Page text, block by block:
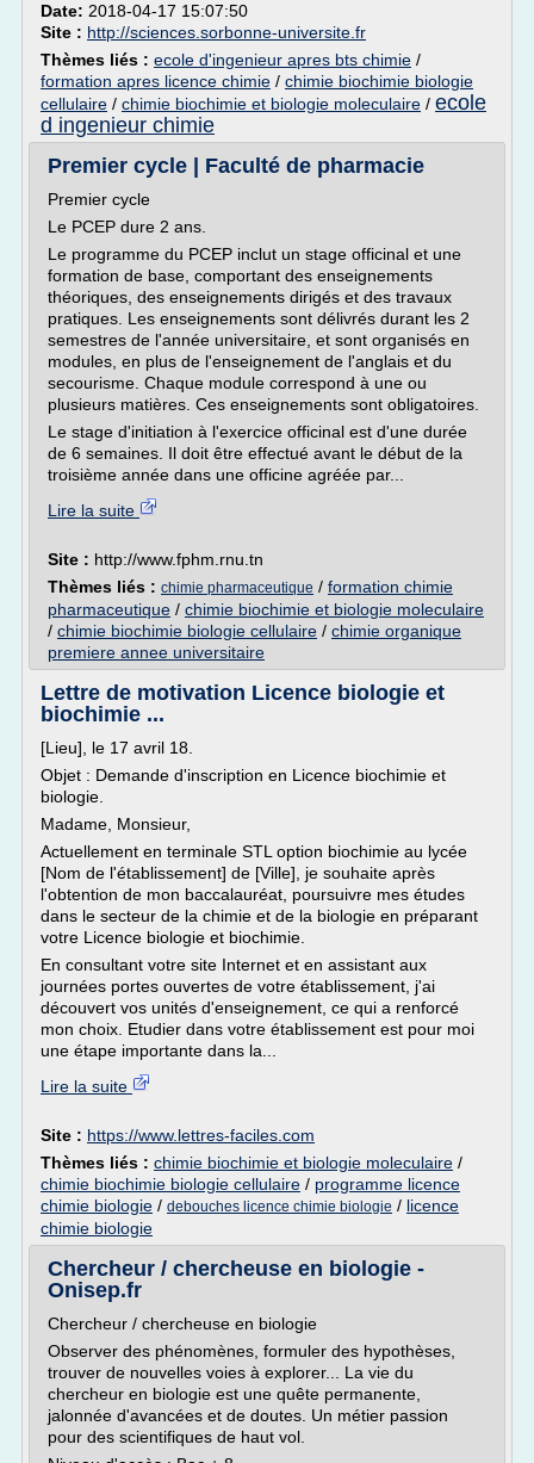
Date: 2018-04-17 15:07:50
Site : http://sciences.sorbonne-universite.fr
Thèmes liés : ecole d'ingenieur apres bts chimie /
formation apres licence chimie / chimie biochimie biologie
cellulaire / chimie biochimie et biologie moleculaire / ecole
d ingenieur chimie
Premier cycle | Faculté de pharmacie
Premier cycle
Le PCEP dure 2 ans.
Le programme du PCEP inclut un stage officinal et une
formation de base, comportant des enseignements
théoriques, des enseignements dirigés et des travaux
pratiques. Les enseignements sont délivrés durant les 2
semestres de l'année universitaire, et sont organisés en
modules, en plus de l'enseignement de l'anglais et du
secourisme. Chaque module correspond à une ou
plusieurs matières. Ces enseignements sont obligatoires.
Le stage d'initiation à l'exercice officinal est d'une durée
de 6 semaines. Il doit être effectué avant le début de la
troisième année dans une officine agréée par...
Lire la suite
Site : http://www.fphm.rnu.tn
Thèmes liés : chimie pharmaceutique / formation chimie
pharmaceutique / chimie biochimie et biologie moleculaire
/ chimie biochimie biologie cellulaire / chimie organique
premiere annee universitaire
Lettre de motivation Licence biologie et
biochimie ...
[Lieu], le 17 avril 18.
Objet : Demande d'inscription en Licence biochimie et
biologie.
Madame, Monsieur,
Actuellement en terminale STL option biochimie au lycée
[Nom de l'établissement] de [Ville], je souhaite après
l'obtention de mon baccalauréat, poursuivre mes études
dans le secteur de la chimie et de la biologie en préparant
votre Licence biologie et biochimie.
En consultant votre site Internet et en assistant aux
journées portes ouvertes de votre établissement, j'ai
découvert vos unités d'enseignement, ce qui a renforcé
mon choix. Etudier dans votre établissement est pour moi
une étape importante dans la...
Lire la suite
Site : https://www.lettres-faciles.com
Thèmes liés : chimie biochimie et biologie moleculaire /
chimie biochimie biologie cellulaire / programme licence
chimie biologie / debouches licence chimie biologie / licence
chimie biologie
Chercheur / chercheuse en biologie -
Onisep.fr
Chercheur / chercheuse en biologie
Observer des phénomènes, formuler des hypothèses,
trouver de nouvelles voies à explorer... La vie du
chercheur en biologie est une quête permanente,
jalonnée d'avancées et de doutes. Un métier passion
pour des scientifiques de haut vol.